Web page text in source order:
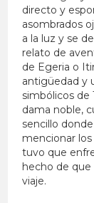
directo y
asombrados
a la luz y se
relato de
de Egeria o
antigüedad y
simbólicos de
dama noble,
sencillo
mencionar
tuvo que
hecho de
viaje.